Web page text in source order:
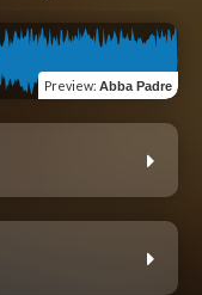
Preview: Abba Padre